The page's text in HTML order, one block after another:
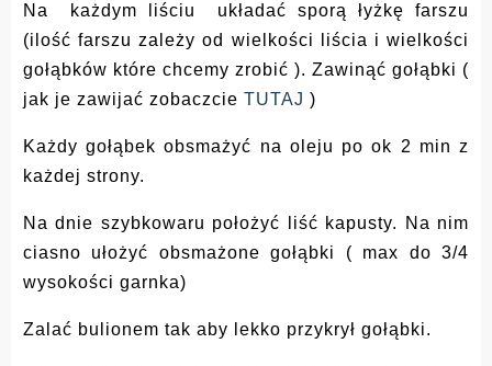
Na każdym liściu układać sporą łyżkę farszu
(ilość farszu zależy od wielkości liścia i wielkości
gołąbków które chcemy zrobić ). Zawinąć gołąbki (
jak je zawijać zobaczcie TUTAJ )
Każdy gołąbek obsmażyć na oleju po ok 2 min z
każdej strony.
Na dnie szybkowaru położyć liść kapusty. Na nim
ciasno ułożyć obsmażone gołąbki ( max do 3/4
wysokości garnka)
Zalać bulionem tak aby lekko przykrył gołąbki.